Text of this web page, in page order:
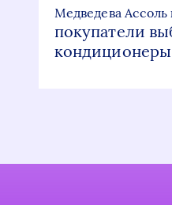
Медведева Ассоль
покупатели